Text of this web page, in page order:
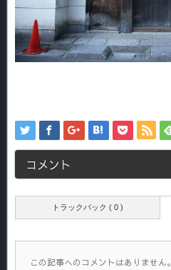
コメント
トラックバック ( 0 )
この記事へのコメントはありません。